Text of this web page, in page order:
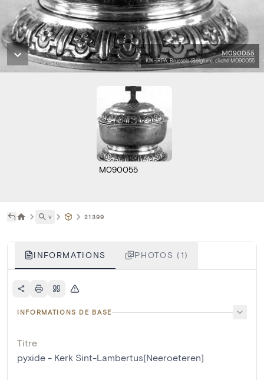
M090055
KIK-IRPA, Brussels (Belgium), cliché M090055
M090055
˅ 21399
INFORMATIONS PHOTOS (1)
INFORMATIONS DE BASE
Titre
pyxide - Kerk Sint-Lambertus[Neeroeteren]